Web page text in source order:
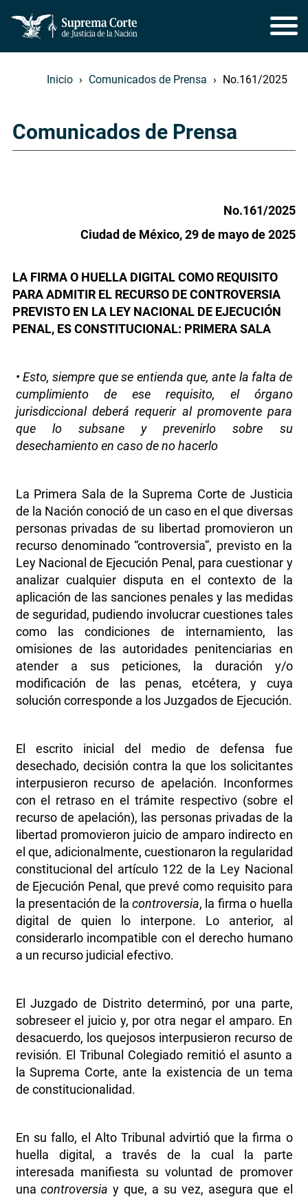
Inicio Comunicados de Prensa No.161/2025
Comunicados de Prensa
No.161/2025
Ciudad de México, 29 de mayo de 2025
LA FIRMA O HUELLA DIGITAL COMO REQUISITO
PARA ADMITIR EL RECURSO DE CONTROVERSIA
PREVISTO EN LA LEY NACIONAL DE EJECUCIÓN
PENAL, ES CONSTITUCIONAL: PRIMERA SALA
• Esto, siempre que se entienda que, ante la falta de
cumplimiento de ese requisito, el órgano
jurisdiccional deberá requerir al promovente para
que lo subsane y prevenirlo sobre su
desechamiento en caso de no hacerlo
La Primera Sala de la Suprema Corte de Justicia
de la Nación conoció de un caso en el que diversas
personas privadas de su libertad promovieron un
recurso denominado “controversia”, previsto en la
Ley Nacional de Ejecución Penal, para cuestionar y
analizar cualquier disputa en el contexto de la
aplicación de las sanciones penales y las medidas
de seguridad, pudiendo involucrar cuestiones tales
como las condiciones de internamiento, las
omisiones de las autoridades penitenciarias en
atender a sus peticiones, la duración y/o
modificación de las penas, etcétera, y cuya
solución corresponde a los Juzgados de Ejecución.
El escrito inicial del medio de defensa fue
desechado, decisión contra la que los solicitantes
interpusieron recurso de apelación. Inconformes
con el retraso en el trámite respectivo (sobre el
recurso de apelación), las personas privadas de la
libertad promovieron juicio de amparo indirecto en
el que, adicionalmente, cuestionaron la regularidad
constitucional del artículo 122 de la Ley Nacional
de Ejecución Penal, que prevé como requisito para
la presentación de la controversia, la firma o huella
digital de quien lo interpone. Lo anterior, al
considerarlo incompatible con el derecho humano
a un recurso judicial efectivo.
El Juzgado de Distrito determinó, por una parte,
sobreseer el juicio y, por otra negar el amparo. En
desacuerdo, los quejosos interpusieron recurso de
revisión. El Tribunal Colegiado remitió el asunto a
la Suprema Corte, ante la existencia de un tema
de constitucionalidad.
En su fallo, el Alto Tribunal advirtió que la firma o
huella digital, a través de la cual la parte
interesada manifiesta su voluntad de promover
unacontroversia y que, a su vez, asegura que el